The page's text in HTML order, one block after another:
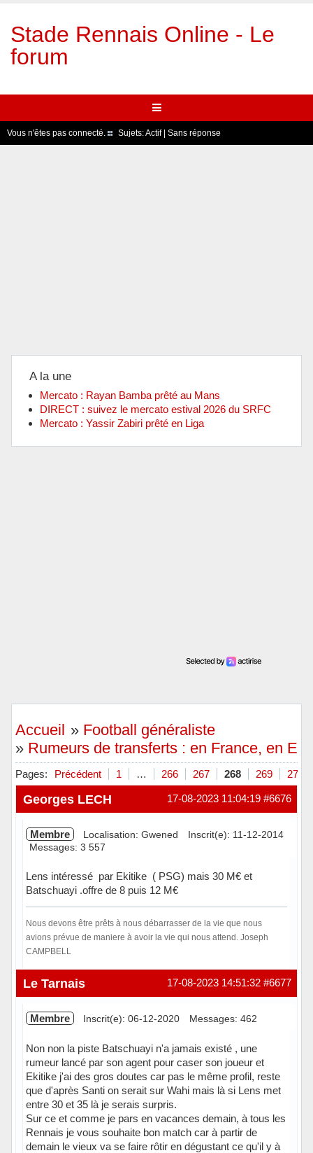
Stade Rennais Online - Le
forum
Vous n'êtes pas connecté. Sujets:Actif| Sans réponse
A la une
Mercato : Rayan Bamba prêté au Mans
DIRECT : suivez le mercato estival 2026 du SRFC
Mercato : Yassir Zabiri prêté en Liga
Accueil » Football généraliste
» Rumeurs de transferts : en France, en
Pages: Précédent 1 … 266 267 268 269 270
#6676
17-08-2023 11:04:19
Georges LECH
Membre Localisation: Gwened
Inscrit(e): 11-12-2014
Messages: 3 557
Lens intéressé par Ekitike ( PSG) mais 30 M€ et
Batschuayi .offre de 8 puis 12 M€
Nous devons être prêts à nous débarrasser de la vie que nous
avions prévue de maniere à avoir la vie qui nous attend. Joseph
CAMPBELL
Hors ligne #6677
17-08-2023 14:51:32
Le Tarnais
Membre Inscrit(e): 06-12-2020 Messages: 462
Non non la piste Batschuayi n'a jamais existé , une
rumeur lancé par son agent pour caser son joueur et
Ekitike j'ai des gros doutes car pas le même profil, reste
que d'après Santi on serait sur Wahi mais là si Lens met
entre 30 et 35 là je serais surpris.
Sur ce et comme je pars en vacances demain, à tous les
Rennais je vous souhaite bon match car à partir de
demain le vieux va se faire rôtir en dégustant ce qu'il y à